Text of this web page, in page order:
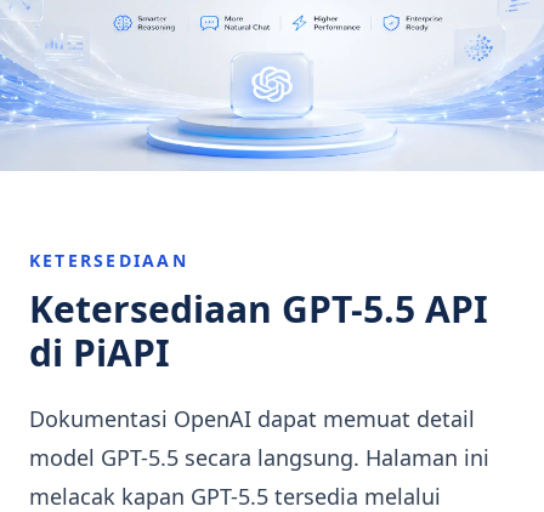
KETERSEDIAAN
Ketersediaan GPT-5.5 API
di PiAPI
Dokumentasi OpenAI dapat memuat detail
model GPT-5.5 secara langsung. Halaman ini
melacak kapan GPT-5.5 tersedia melalui